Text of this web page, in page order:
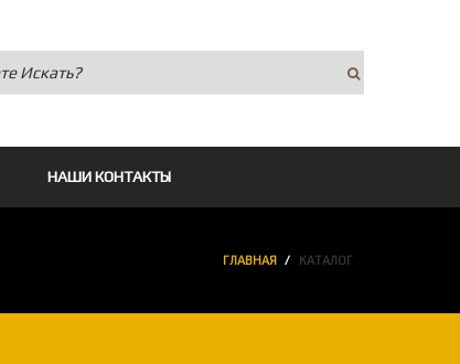
НАШИ КОНТАКТЫ
ГЛАВНАЯ КАТАЛОГ